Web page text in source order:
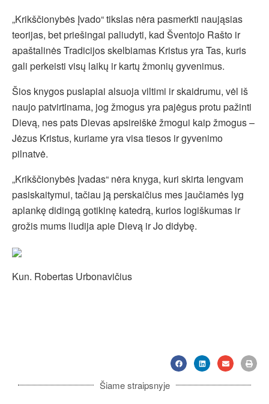
„Krikščionybės Įvado“ tikslas nėra pasmerkti naująsias
teorijas, bet priešingai paliudyti, kad Šventojo Rašto ir
apaštalinės Tradicijos skelbiamas Kristus yra Tas, kuris
gali perkeisti visų laikų ir kartų žmonių gyvenimus.
Šios knygos puslapiai alsuoja viltimi ir skaidrumu, vėl iš
naujo patvirtinama, jog žmogus yra pajėgus protu pažinti
Dievą, nes pats Dievas apsireiškė žmogui kaip žmogus –
Jėzus Kristus, kuriame yra visa tiesos ir gyvenimo
pilnatvė.
„Krikščionybės Įvadas“ nėra knyga, kuri skirta lengvam
pasiskaitymui, tačiau ją perskaičius mes jaučiamės lyg
aplankę didingą gotikinę katedrą, kurios logiškumas ir
grožis mums liudija apie Dievą ir Jo didybę.
Kun. Robertas Urbonavičius
Šiame straipsnyje